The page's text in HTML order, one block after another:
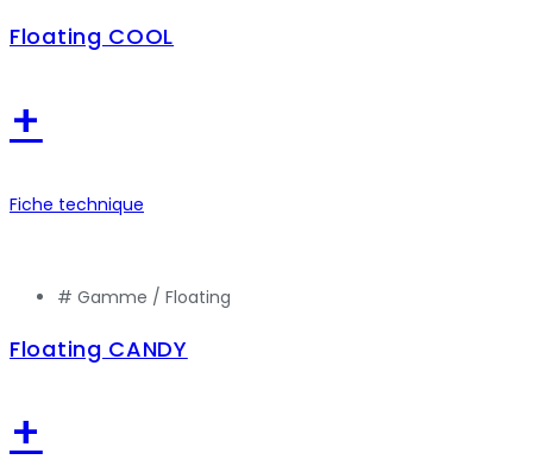
Floating COOL
+
Fiche technique
# Gamme / Floating
Floating CANDY
+